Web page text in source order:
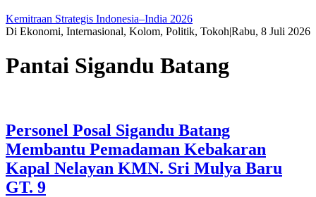
Kemitraan Strategis Indonesia–India 2026
Di Ekonomi, Internasional, Kolom, Politik, Tokoh|Rabu, 8 Juli 2026
Pantai Sigandu Batang
Personel Posal Sigandu Batang
Membantu Pemadaman Kebakaran
Kapal Nelayan KMN. Sri Mulya Baru
GT. 9